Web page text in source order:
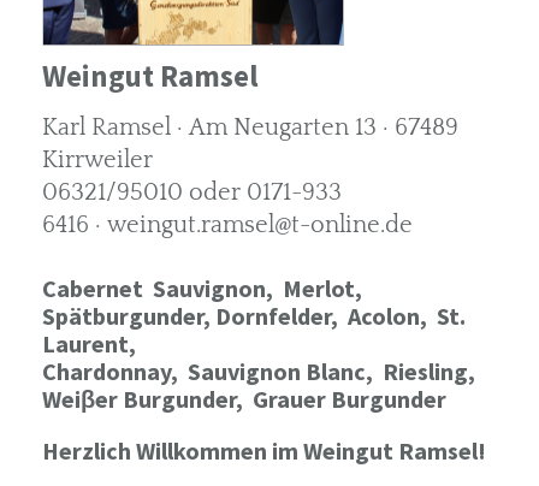
Weingut Ramsel
Karl Ramsel · Am Neugarten 13 · 67489
Kirrweiler
06321/95010 oder 0171-933
6416 · weingut.ramsel@t-online.de
Cabernet Sauvignon, Merlot,
Spätburgunder, Dornfelder, Acolon, St.
Laurent,
Chardonnay, Sauvignon Blanc, Riesling,
Weiβer Burgunder, Grauer Burgunder
Herzlich Willkommen im Weingut Ramsel!